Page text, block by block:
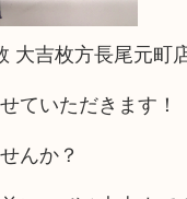
大吉枚方長尾元町
ていただきます！
んか？